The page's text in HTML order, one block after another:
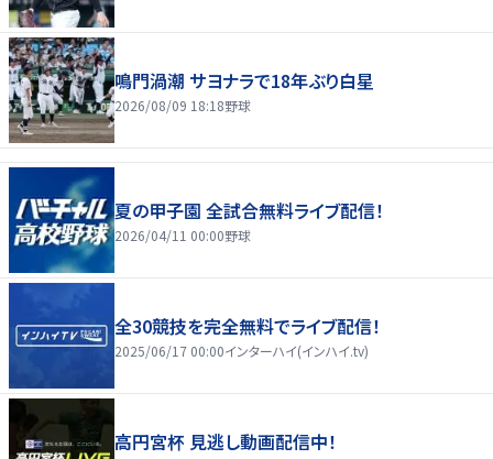
鳴門渦潮 サヨナラで18年ぶり白星
2026/08/09 18:18野球
夏の甲子園 全試合無料ライブ配信！
2026/04/11 00:00野球
全30競技を完全無料でライブ配信！
2025/06/17 00:00インターハイ(インハイ.tv)
高円宮杯 見逃し動画配信中！